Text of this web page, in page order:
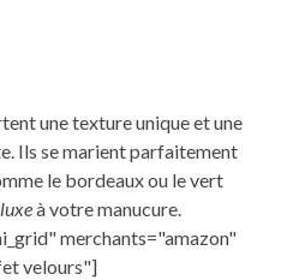
une texture unique et une
Ils se marient parfaitement
le bordeaux ou le vert
luxeà votre manucure.
merchants="amazon"
velours"]